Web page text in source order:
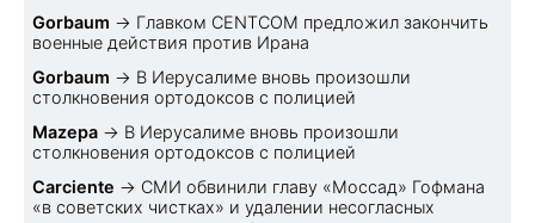
Gorbaum → Главком CENTCOM предложил закончить
военные действия против Ирана
Gorbaum → В Иерусалиме вновь произошли
столкновения ортодоксов с полицией
Mazepa → В Иерусалиме вновь произошли
столкновения ортодоксов с полицией
Carciente → СМИ обвинили главу «Моссад» Гофмана
«в советских чистках» и удалении несогласных